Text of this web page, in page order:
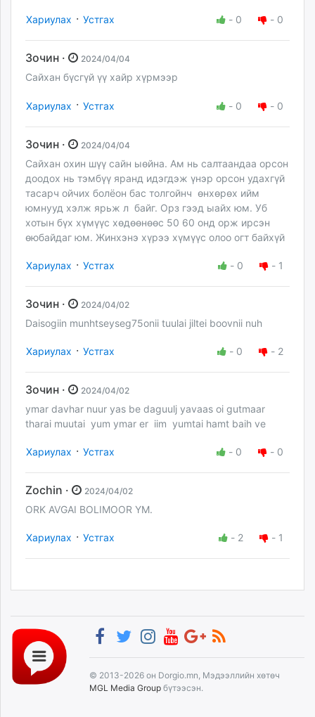
Хариулах · Устгах - 0 - 0
Зочин · 2024/04/04
Сайхан бүсгүй үү хайр хүрмээр
Хариулах · Устгах - 0 - 0
Зочин · 2024/04/04
Сайхан охин шүү сайн ыөйна. Ам нь салтаандаа орсон
доодох нь тэмбүү яранд идэгдэж үнэр орсон удахгүй
тасарч ойчих болёон бас толгойнч өнхөрөх ийм
юмнууд хэлж ярьж л байг. Орз гээд ыайх юм. Уб
хотын бүх хүмүүс хөдөөнөөс 50 60 онд орж ирсэн
өюбайдаг юм. Жинхэнэ хүрээ хүмүүс олоо огт байхүй
Хариулах · Устгах - 0 - 1
Зочин · 2024/04/02
Daisogiin munhtseyseg75onii tuulai jiltei boovnii nuh
Хариулах · Устгах - 0 - 2
Зочин · 2024/04/02
ymar davhar nuur yas be daguulj yavaas oi gutmaar
tharai muutai yum ymar er iim yumtai hamt baih ve
Хариулах · Устгах - 0 - 0
Zochin · 2024/04/02
ORK AVGAI BOLIMOOR YM.
Хариулах · Устгах - 2 - 1
© 2013-2026 он Dorgio.mn, Мэдээллийн хөтөч
MGL Media Group бүтээсэн.